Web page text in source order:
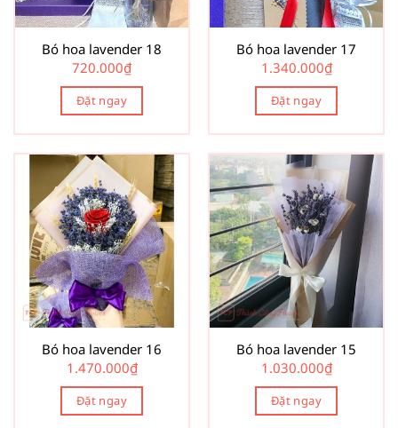
Bó hoa lavender 18
720.000₫
Đặt ngay
Bó hoa lavender 17
1.340.000₫
Đặt ngay
Bó hoa lavender 16
1.470.000₫
Đặt ngay
Bó hoa lavender 15
1.030.000₫
Đặt ngay